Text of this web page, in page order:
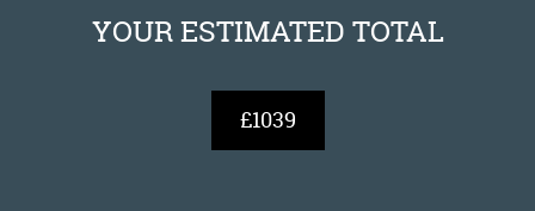
YOUR ESTIMATED TOTAL
£1039